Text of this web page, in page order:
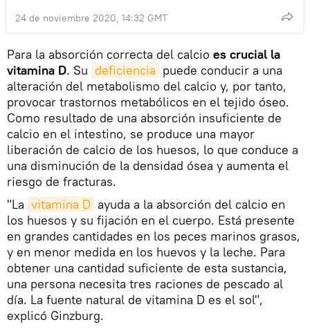
24 de noviembre 2020, 14:32 GMT
Para la absorción correcta del calcio es crucial la
vitamina D. Su deficiencia puede conducir a una
alteración del metabolismo del calcio y, por tanto,
provocar trastornos metabólicos en el tejido óseo.
Como resultado de una absorción insuficiente de
calcio en el intestino, se produce una mayor
liberación de calcio de los huesos, lo que conduce a
una disminución de la densidad ósea y aumenta el
riesgo de fracturas.
"La vitamina D ayuda a la absorción del calcio en
los huesos y su fijación en el cuerpo. Está presente
en grandes cantidades en los peces marinos grasos,
y en menor medida en los huevos y la leche. Para
obtener una cantidad suficiente de esta sustancia,
una persona necesita tres raciones de pescado al
día. La fuente natural de vitamina D es el sol",
explicó Ginzburg.